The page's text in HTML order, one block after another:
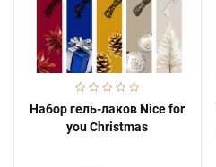
Набор гель-лаков Nice for
you Christmas